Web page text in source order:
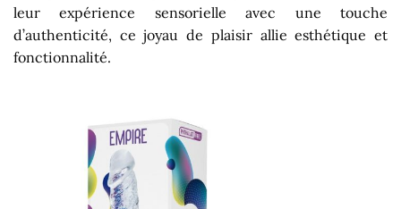
leur expérience sensorielle avec une touche
d’authenticité, ce joyau de plaisir allie esthétique et
fonctionnalité.